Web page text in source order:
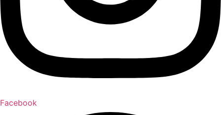
Facebook